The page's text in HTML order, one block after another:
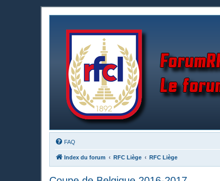
FAQ
Index du forum RFC Liège RFC Liège